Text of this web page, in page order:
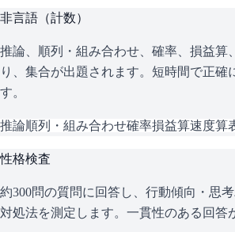
非言語（計数）
推論、順列・組み合わせ、確率、損益算
り、集合が出題されます。短時間で正確
す。
推論順列・組み合わせ確率損益算速度算
性格検査
約300問の質問に回答し、行動傾向・思
対処法を測定します。一貫性のある回答